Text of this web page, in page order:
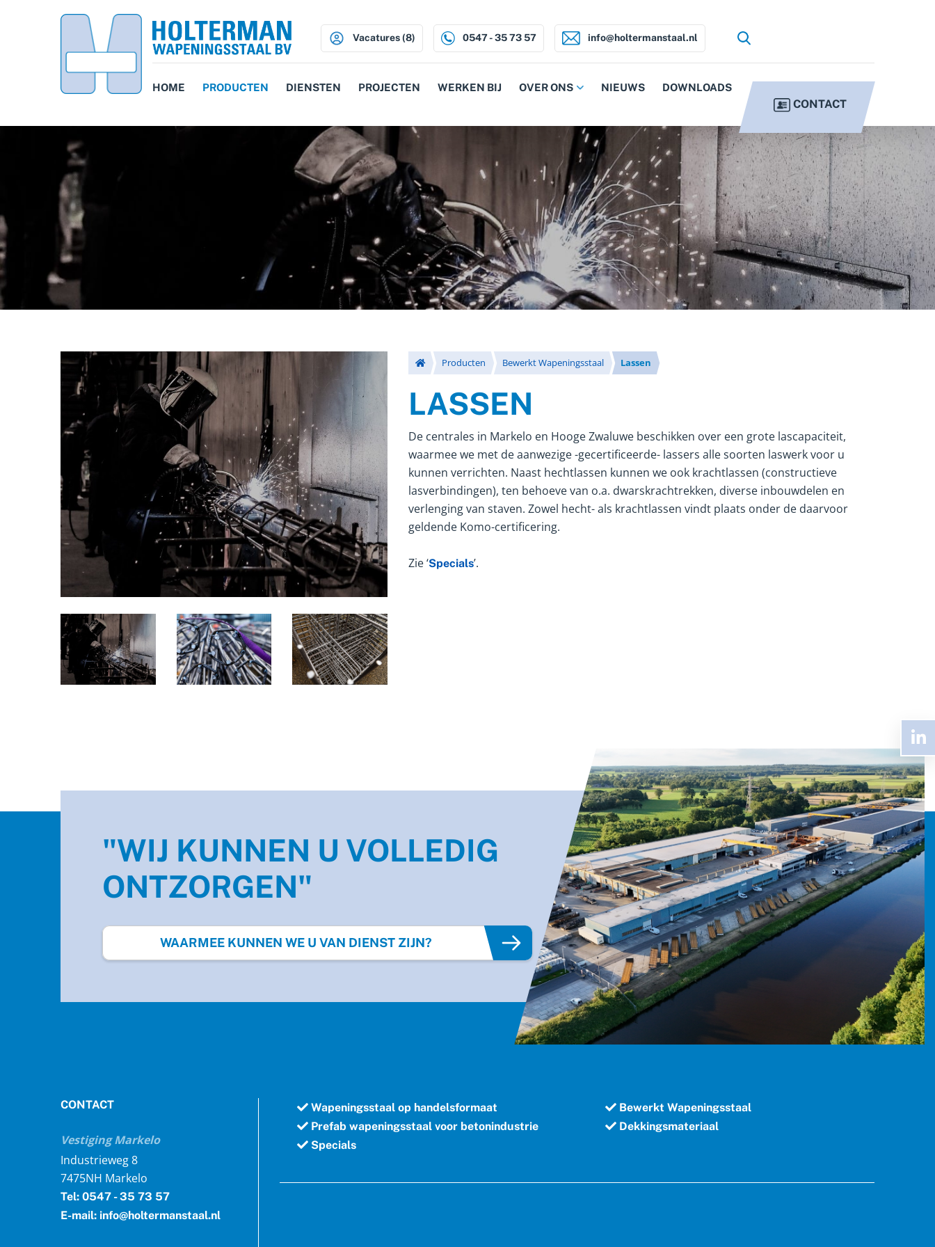
Vacatures (8) 0547 - 35 73 57 info@holtermanstaal.nl
HOME PRODUCTEN DIENSTEN PROJECTEN WERKEN BIJ OVER ONS NIEUWS DOWNLOADS
CONTACT
Producten Bewerkt Wapeningsstaal Lassen
LASSEN
De centrales in Markelo en Hooge Zwaluwe beschikken over een grote lascapaciteit,
waarmee we met de aanwezige -gecertificeerde- lassers alle soorten laswerk voor u
kunnen verrichten. Naast hechtlassen kunnen we ook krachtlassen (constructieve
lasverbindingen), ten behoeve van o.a. dwarskrachtrekken, diverse inbouwdelen en
verlenging van staven. Zowel hecht- als krachtlassen vindt plaats onder de daarvoor
geldende Komo-certificering.
Zie ‘Specials’.
"WIJ KUNNEN U VOLLEDIG
ONTZORGEN"
WAARMEE KUNNEN WE U VAN DIENST ZIJN?
CONTACT
Vestiging Markelo
Industrieweg 8
7475NH Markelo
Tel: 0547 - 35 73 57
E-mail: info@holtermanstaal.nl
Wapeningsstaal op handelsformaat
Bewerkt Wapeningsstaal
Prefab wapeningsstaal voor betonindustrie
Dekkingsmateriaal
Specials